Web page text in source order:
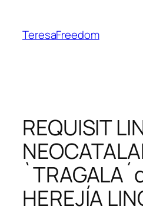
content
TeresaFreedom
REQUISIT
HEREJÍA